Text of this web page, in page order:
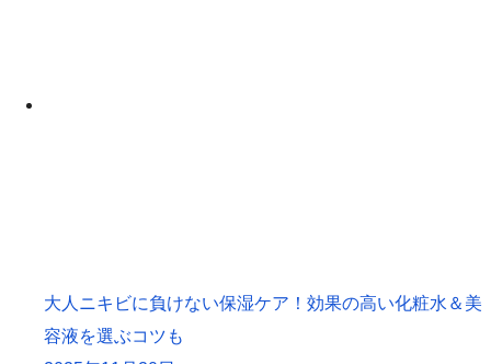
大人ニキビに負けない保湿ケア！効果の高い化粧水＆美
容液を選ぶコツも